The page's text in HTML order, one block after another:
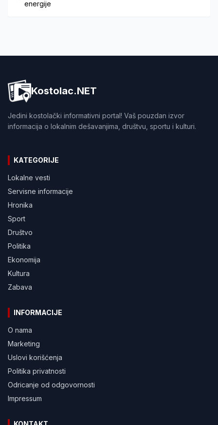
energije
Kostolac.NET
Jedini kostolački informativni portal! Vaš pouzdan izvor
informacija o lokalnim dešavanjima, društvu, sportu i kulturi.
KATEGORIJE
Lokalne vesti
Servisne informacije
Hronika
Sport
Društvo
Politika
Ekonomija
Kultura
Zabava
INFORMACIJE
O nama
Marketing
Uslovi korišćenja
Politika privatnosti
Odricanje od odgovornosti
Impressum